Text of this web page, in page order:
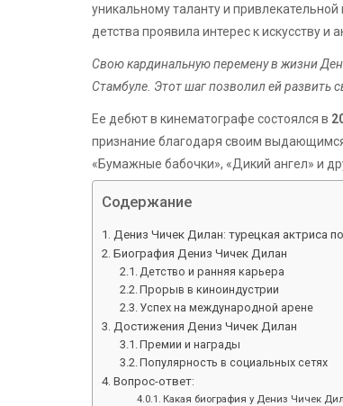
уникальному таланту и
детства проявила интерес к искусству и
Свою кардинальную перемену в жизни
Стамбуле. Этот шаг позволил ей развить
Ее дебют в кинематографе состоялся в
признание благодаря своим
«Бумажные бабочки», «Дикий ангел» и
Содержание
Дениз Чичек Дилан: турецкая актриса
Биография Дениз Чичек Дилан
Детство и ранняя карьера
Прорыв в киноиндустрии
Успех на международной арене
Достижения Дениз Чичек Дилан
Премии и награды
Популярность в социальных сетях
Вопрос-ответ:
Какая биография у Дениз Чичек